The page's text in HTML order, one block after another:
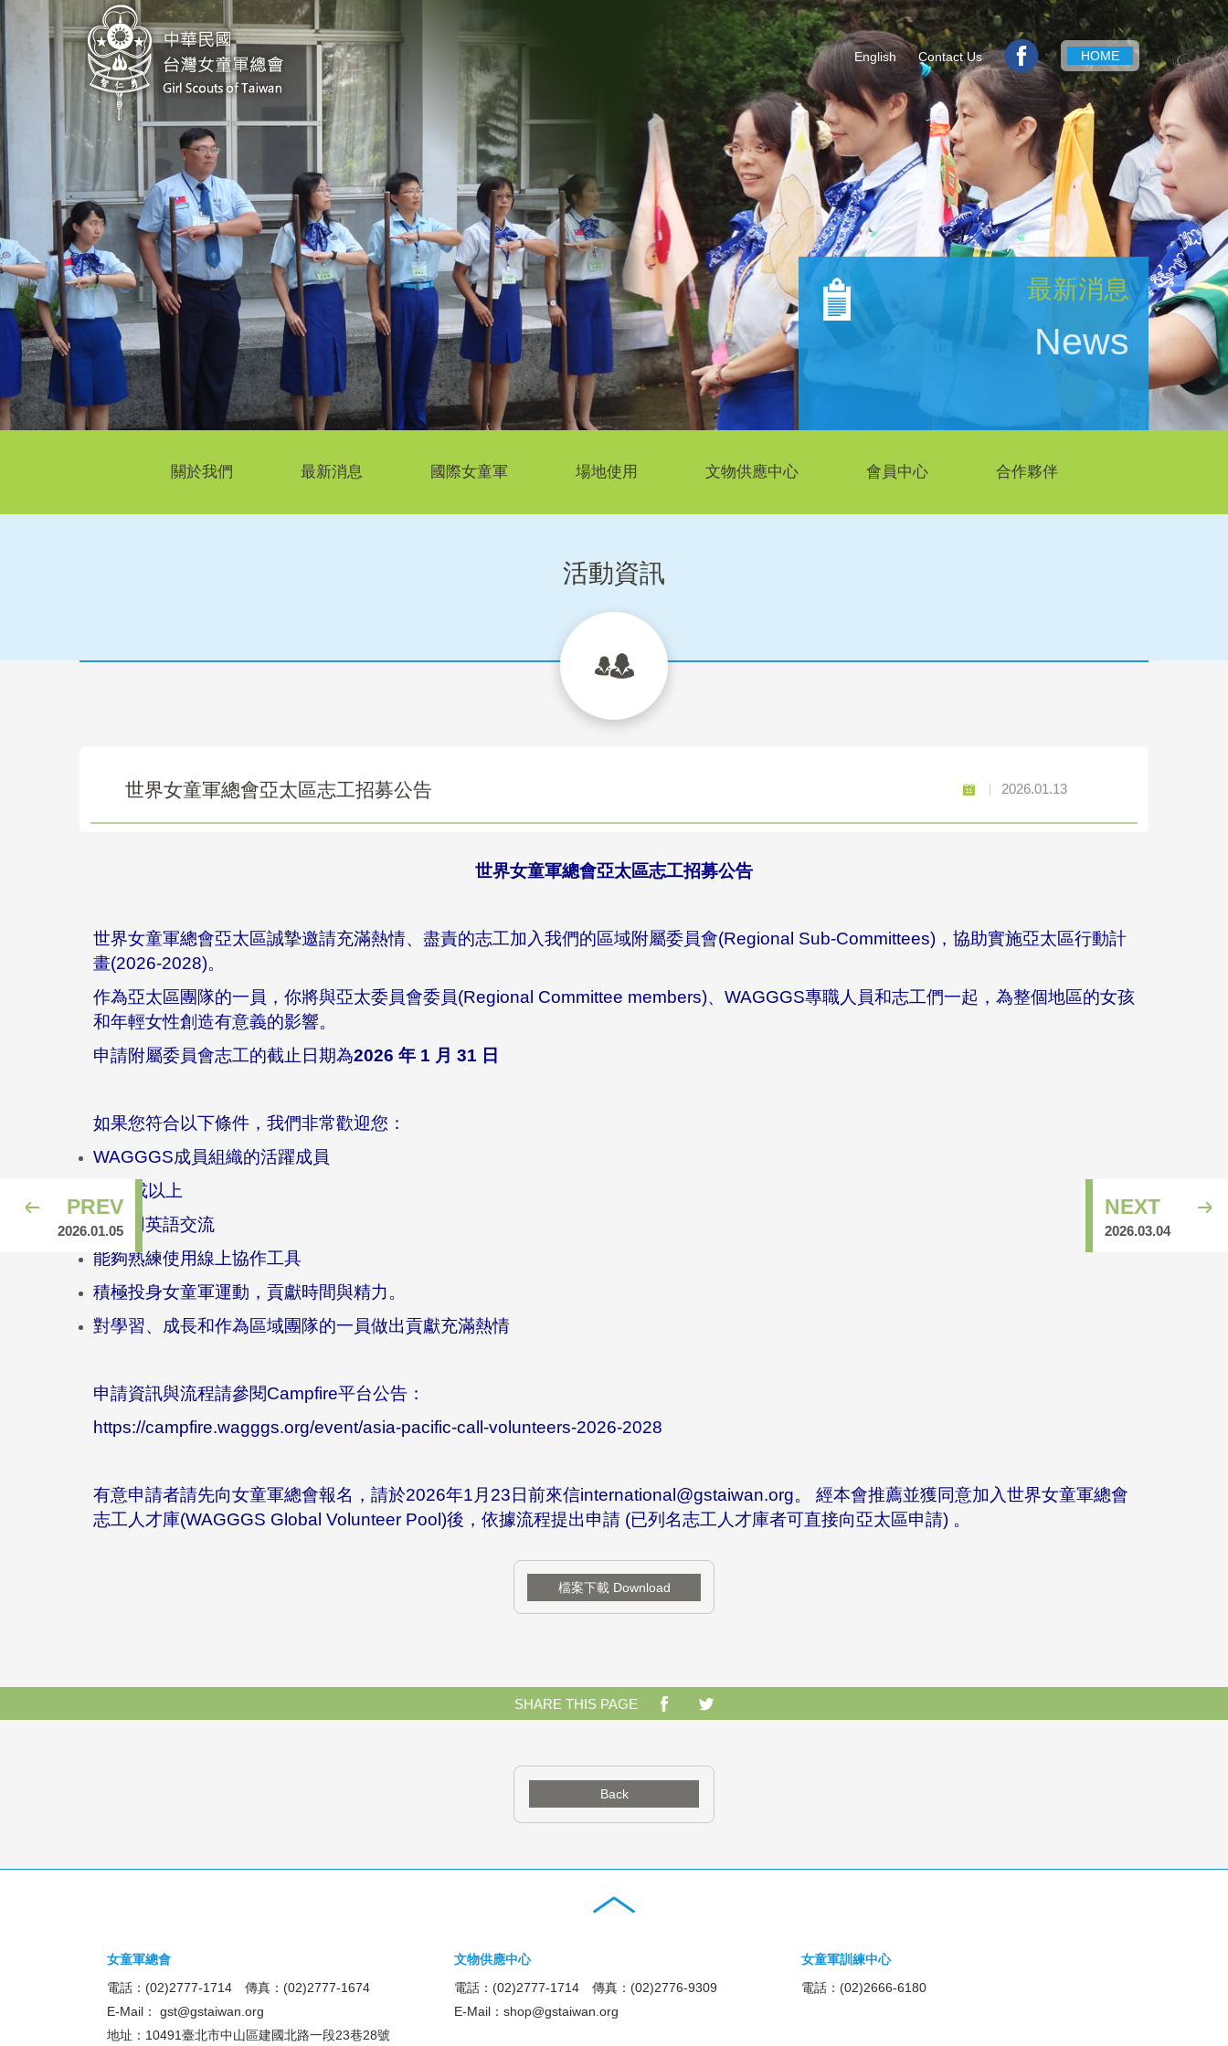
English Contact Us HOME
最新消息
News
關於我們 最新消息 國際女童軍 場地使用 文物供應中心 會員中心 合作夥伴
活動資訊
世界女童軍總會亞太區志工招募公告 2026.01.13
世界女童軍總會亞太區志工招募公告
世界女童軍總會亞太區誠摯邀請充滿熱情、盡責的志工加入我們的區域附屬委員會(Regional Sub-Committees)，協助實施亞太區行動計
畫(2026-2028)。
作為亞太區團隊的一員，你將與亞太委員會委員(Regional Committee members)、WAGGGS專職人員和志工們一起，為整個地區的女孩
和年輕女性創造有意義的影響。
申請附屬委員會志工的截止日期為2026 年 1 月 31 日
如果您符合以下條件，我們非常歡迎您：
WAGGGS成員組織的活躍成員
18歲或以上
能夠用英語交流
能夠熟練使用線上協作工具
積極投身女童軍運動，貢獻時間與精力。
對學習、成長和作為區域團隊的一員做出貢獻充滿熱情
申請資訊與流程請參閱Campfire平台公告：
https://campfire.wagggs.org/event/asia-pacific-call-volunteers-2026-2028
有意申請者請先向女童軍總會報名， 請於2026年1月23日前來信international@gstaiwan.org。 經本會推薦並獲同意加入世界女童軍總會
志工人才庫(WAGGGS Global Volunteer Pool)後，依據流程提出申請 (已列名志工人才庫者可直接向亞太區申請) 。
檔案下載 Download
PREV
2026.01.05
NEXT
2026.03.04
SHARE THIS PAGE
Back
女童軍總會
電話：(02)2777-1714 傳真：(02)2777-1674
E-Mail： gst@gstaiwan.org
地址：10491臺北市中山區建國北路一段23巷28號
文物供應中心
電話：(02)2777-1714 傳真：(02)2776-9309
E-Mail： shop@gstaiwan.org
女童軍訓練中心
電話：(02)2666-6180